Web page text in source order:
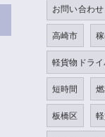
お問い合わせ
高崎市
軽貨物ドラ
短時間
板橋区